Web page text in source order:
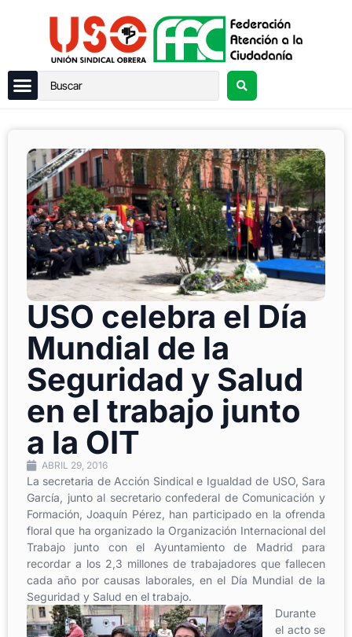
USO celebra el Día
Mundial de la
Seguridad y Salud
en el trabajo junto
a la OIT
ABRIL 29, 2016
La secretaria de Acción Sindical e Igualdad de USO, Sara
García, junto al secretario confederal de Comunicación y
Formación, Joaquín Pérez, han participado en la ofrenda
floral que ha organizado la Organización Internacional del
Trabajo junto con el Ayuntamiento de Madrid para
recordar a los 2,3 millones de trabajadores que fallecen
cada año por causas laborales, en el Día Mundial de la
Seguridad y Salud en el trabajo.
Durante
el acto se